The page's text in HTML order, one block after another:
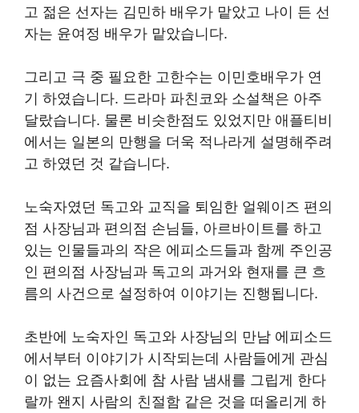
고 젊은 선자는 김민하 배우가 맡았고 나이 든 선
자는 윤여정 배우가 맡았습니다.
그리고 극 중 필요한 고한수는 이민호배우가 연
기 하였습니다. 드라마 파친코와 소설책은 아주
달랐습니다. 물론 비슷한점도 있었지만 애플티비
에서는 일본의 만행을 더욱 적나라게 설명해주려
고 하였던 것 같습니다.
노숙자였던 독고와 교직을 퇴임한 얼웨이즈 편의
점 사장님과 편의점 손님들, 아르바이트를 하고
있는 인물들과의 작은 에피소드들과 함께 주인공
인 편의점 사장님과 독고의 과거와 현재를 큰 흐
름의 사건으로 설정하여 이야기는 진행됩니다.
초반에 노숙자인 독고와 사장님의 만남 에피소드
에서부터 이야기가 시작되는데 사람들에게 관심
이 없는 요즘사회에 참 사람 냄새를 그립게 한다
랄까 왠지 사람의 친절함 같은 것을 떠올리게 하